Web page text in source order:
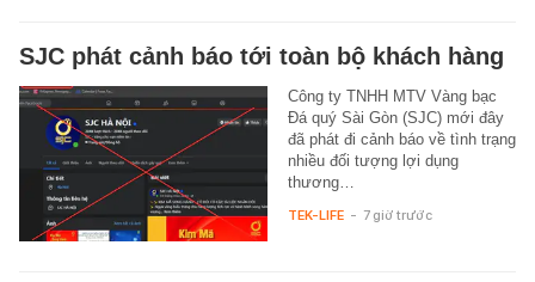
SJC phát cảnh báo tới toàn bộ khách hàng
Công ty TNHH MTV Vàng bạc
Đá quý Sài Gòn (SJC) mới đây
đã phát đi cảnh báo về tình trạng
nhiều đối tượng lợi dụng
thương…
TEK-LIFE - 7 giờ trước